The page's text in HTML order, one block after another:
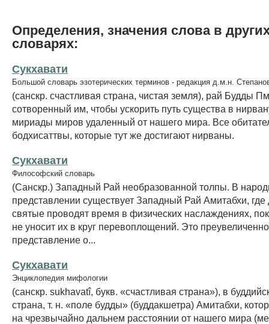
Определения, значения слова в
словарях:
Сукхавати
Большой словарь эзотерических терминов - редакция д.м.н.
(санскр. счастливая страна, чистая земля), рай Будды
сотворенный им, чтобы ускорить путь существа в
мириады миров удаленный от нашего мира. Все
бодхисаттвы, которые тут же достигают нирваны.
Сукхавати
Философский словарь
(Санскр.) Западный Рай необразованной толпы. В
представлении существует Западный Рай Амитабхи,
святые проводят время в физических наслаждениях,
не уносит их в круг перевоплощений. Это
представление о...
Сукхавати
Энциклопедия мифологии
(санскр. sukhavatî, букв. «счастливая страна»), в
страна, т. н. «поле будды» (буддакшетра) Амитабхи,
на чрезвычайно дальнем расстоянии от нашего мира